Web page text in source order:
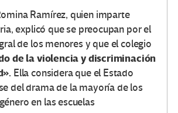
Ramírez, quien imparte
explicó que se preocupan por el
de los menores y que el colegio
de la violencia y discriminación
Ella considera que el Estado
del drama de la mayoría de los
en las escuelas